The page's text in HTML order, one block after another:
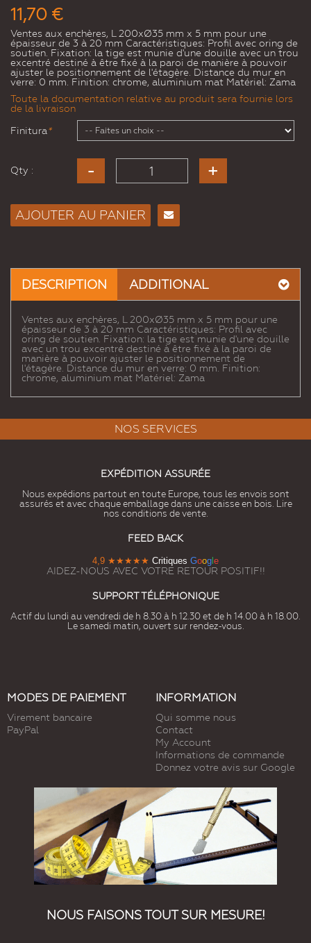
11,70 €
Ventes aux enchères, L 200xØ35 mm x 5 mm pour une
épaisseur de 3 à 20 mm Caractéristiques: Profil avec oring de
soutien. Fixation: la tige est munie d'une douille avec un trou
excentré destiné à être fixé à la paroi de manière à pouvoir
ajuster le positionnement de l'étagère. Distance du mur en
verre: 0 mm. Finition: chrome, aluminium mat Matériel: Zama
Toute la documentation relative au produit sera fournie lors
de la livraison
*
Finitura
Qty :
AJOUTER AU PANIER
DESCRIPTION ADDITIONAL
Ventes aux enchères, L 200xØ35 mm x 5 mm pour une
épaisseur de 3 à 20 mm Caractéristiques: Profil avec
oring de soutien. Fixation: la tige est munie d'une douille
avec un trou excentré destiné à être fixé à la paroi de
manière à pouvoir ajuster le positionnement de
l'étagère. Distance du mur en verre: 0 mm. Finition:
chrome, aluminium mat Matériel: Zama
NOS SERVICES
EXPÉDITION ASSURÉE
Nous expédions partout en toute Europe, tous les envois sont
assurés et avec chaque emballage dans une caisse en bois. Lire
nos conditions de vente.
FEED BACK
4,9 ★★★★★ Critiques Goog e
AIDEZ-NOUS AVEC VOTRE RETOUR POSITIF!!
SUPPORT TÉLÉPHONIQUE
Actif du lundi au vendredi de h 8.30 à h 12.30 et de h 14.00 à h 18.00.
Le samedi matin, ouvert sur rendez-vous.
MODES DE PAIEMENT
Virement bancaire
PayPal
INFORMATION
Qui somme nous
Contact
My Account
Informations de commande
Donnez votre avis sur Google
NOUS FAISONS TOUT SUR MESURE!